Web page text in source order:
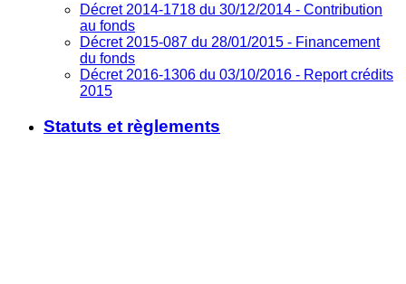
Décret 2014-1718 du 30/12/2014 - Contribution
au fonds
Décret 2015-087 du 28/01/2015 - Financement
du fonds
Décret 2016-1306 du 03/10/2016 - Report crédits
2015
Statuts et règlements